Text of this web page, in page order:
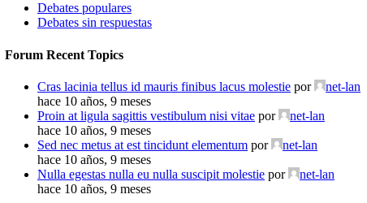
Debates populares
Debates sin respuestas
Forum Recent Topics
Cras lacinia tellus id mauris finibus lacus molestie por
net-lan
hace 10 años, 9 meses
Proin at ligula sagittis vestibulum nisi vitae por
net-lan
hace 10 años, 9 meses
Sed nec metus at est tincidunt elementum por
net-lan
hace 10 años, 9 meses
Nulla egestas nulla eu nulla suscipit molestie por
net-lan
hace 10 años, 9 meses